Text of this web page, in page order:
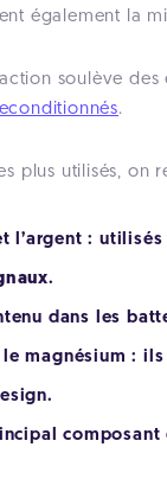
également la
soulève
.
plus utilisés, on
l’argent :
.
dans les
le magnésium :